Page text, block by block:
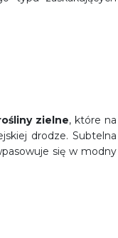
zielne, które na
drodze. Subtelna
się w modny